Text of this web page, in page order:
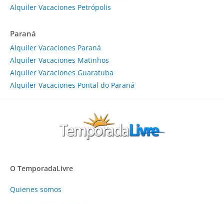
Alquiler Vacaciones Petrópolis
Paraná
Alquiler Vacaciones Paraná
Alquiler Vacaciones Matinhos
Alquiler Vacaciones Guaratuba
Alquiler Vacaciones Pontal do Paraná
O TemporadaLivre
Quienes somos